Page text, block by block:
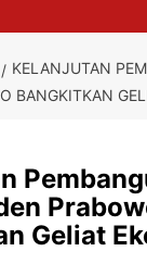
KELANJUTAN
BANGKITKAN
Geliat